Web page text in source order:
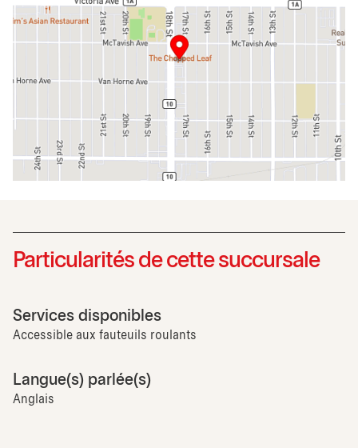
Particularités de cette succursale
Services disponibles
Accessible aux fauteuils roulants
Langue(s) parlée(s)
Anglais